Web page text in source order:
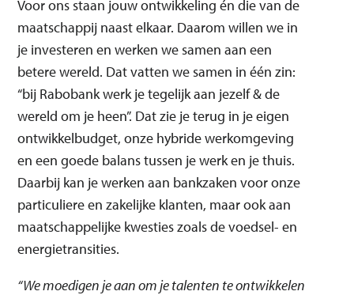
Voor ons staan jouw ontwikkeling én die van de
maatschappij naast elkaar. Daarom willen we in
je investeren en werken we samen aan een
betere wereld. Dat vatten we samen in één zin:
“bij Rabobank werk je tegelijk aan jezelf & de
wereld om je heen”. Dat zie je terug in je eigen
ontwikkelbudget, onze hybride werkomgeving
en een goede balans tussen je werk en je thuis.
Daarbij kan je werken aan bankzaken voor onze
particuliere en zakelijke klanten, maar ook aan
maatschappelijke kwesties zoals de voedsel- en
energietransities.
“We moedigen je aan om je talenten te ontwikkelen